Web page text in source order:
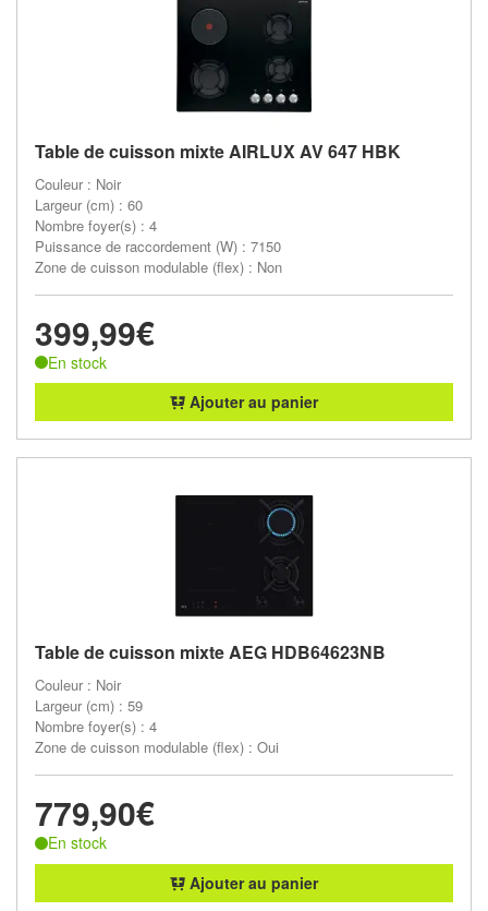
Table de cuisson mixte AIRLUX AV 647 HBK
Couleur : Noir
Largeur (cm) : 60
Nombre foyer(s) : 4
Puissance de raccordement (W) : 7150
Zone de cuisson modulable (flex) : Non
399,99€
En stock
Ajouter au panier
Table de cuisson mixte AEG HDB64623NB
Couleur : Noir
Largeur (cm) : 59
Nombre foyer(s) : 4
Zone de cuisson modulable (flex) : Oui
779,90€
En stock
Ajouter au panier